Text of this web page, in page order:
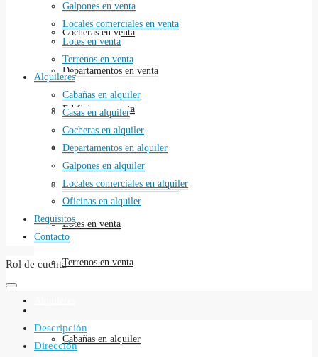
Cocheras en venta
Departamentos en venta
Edificios en venta
Galpones en venta
Locales comerciales en venta
Lotes en venta
Terrenos en venta
Cabañas en alquiler
Galpones en venta
Locales comerciales en venta
Lotes en venta
Terrenos en venta
Alquileres
Cabañas en alquiler
Casas en alquiler
Cocheras en alquiler
Departamentos en alquiler
Galpones en alquiler
Locales comerciales en alquiler
Oficinas en alquiler
Requisitos
Contacto
Rol de cuenta
Descripción
Dirección